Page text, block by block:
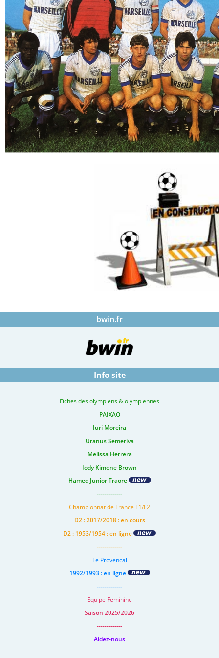
-----------------------------------------
bwin.fr
Info site
Fiches des olympiens & olympiennes
PAIXAO
Iuri Moreira
Uranus Semeriva
Melissa Herrera
Jody Kimone Brown
Hamed Junior Traore
-------------
Championnat de France L1/L2
D2 : 2017/2018 : en cours
D2 : 1953/1954 : en ligne
-------------
Le Provencal
1992/1993 : en ligne
-------------
Equipe Feminine
Saison 2025/2026
-------------
Aidez-nous